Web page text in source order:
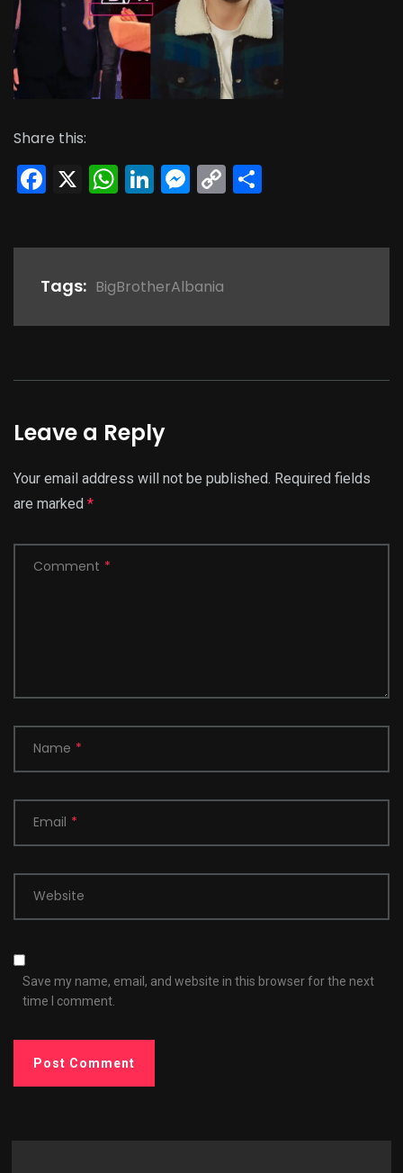
Share this:
Facebook
X WhatsApp
LinkedIn
Messenger
Copy
Link
Tags: BigBrotherAlbania
Leave a Reply
Your email address will not be published. Required fields
are marked *
Comment *
Name *
Email *
Website
Save my name, email, and website in this browser for the next
time I comment.